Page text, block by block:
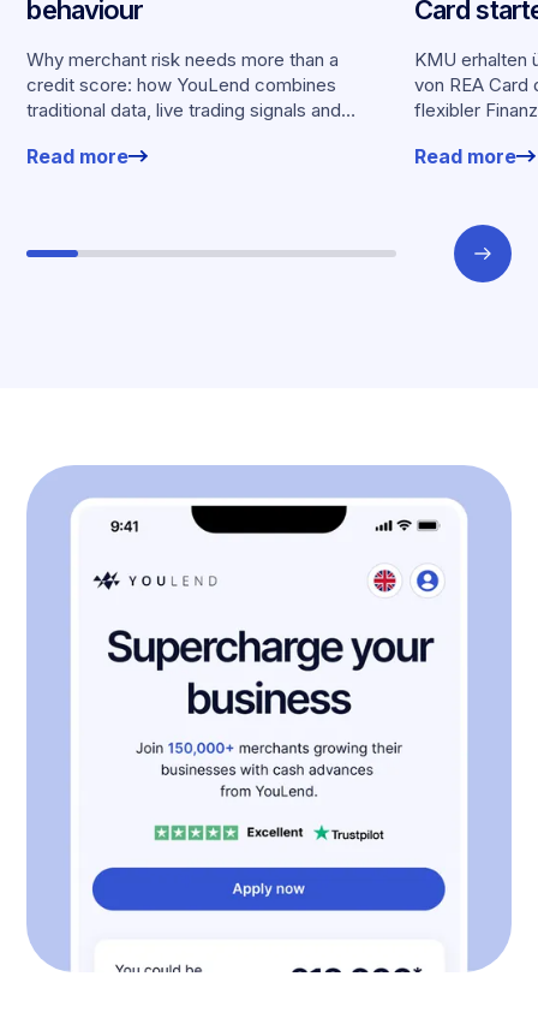
behaviour
Why merchant risk needs more than a
credit score: how YouLend combines
traditional data, live trading signals and
offers.
Read more
Card
KMU erhalten
von REA Card
flexibler
Read more